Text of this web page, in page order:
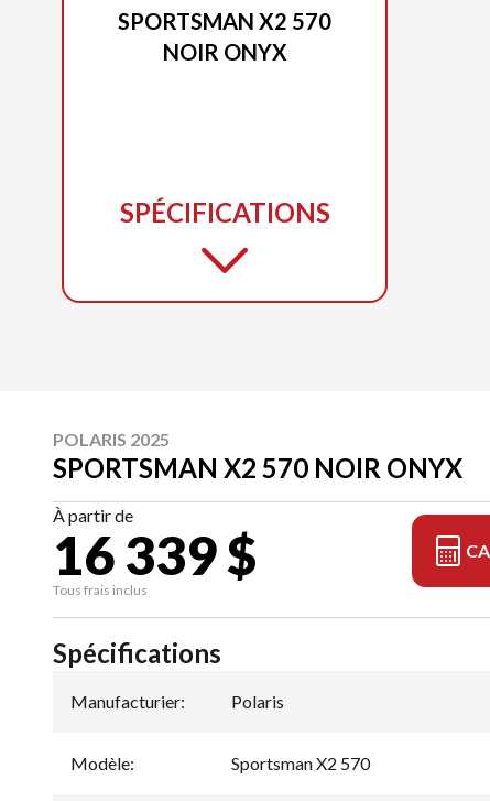
SPORTSMAN X2 570
NOIR ONYX
SPÉCIFICATIONS
POLARIS 2025
SPORTSMAN X2 570 NOIR ONYX
À partir de
16 339 $
Tous frais inclus
Spécifications
Manufacturier: Polaris
Modèle: Sportsman X2 570